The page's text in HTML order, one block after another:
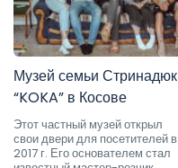
Музей семьи Стринадюк
“KOKA” в Косове
Этот частный музей открыл
свои двери для посетителей в
2017 г. Его основателем стал